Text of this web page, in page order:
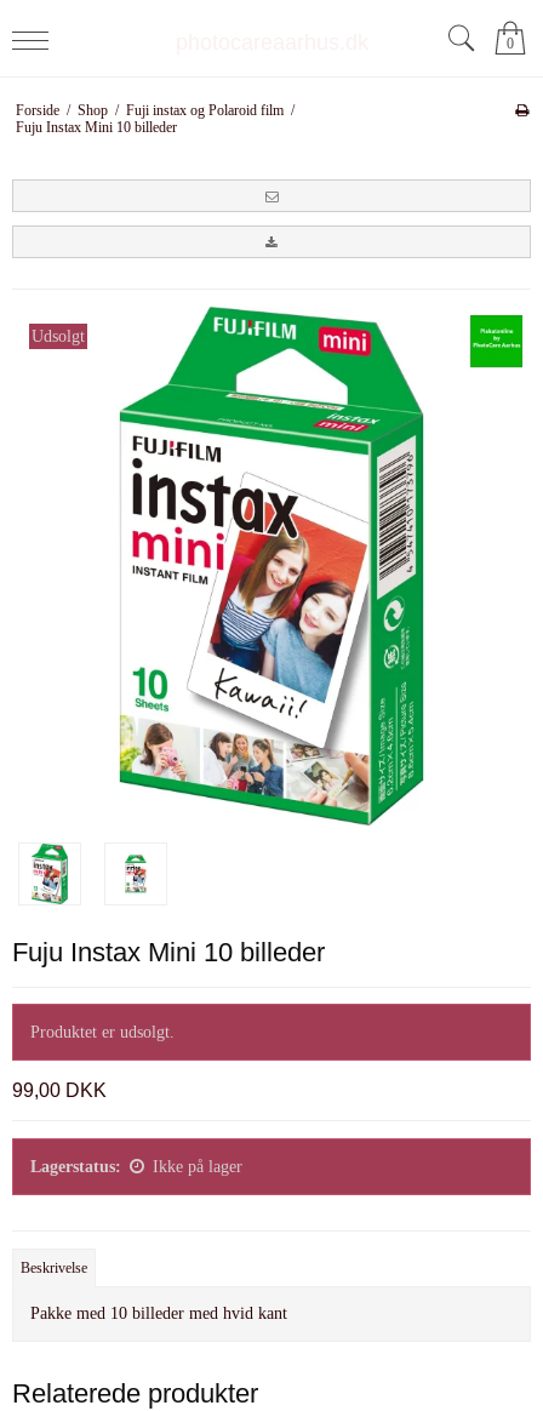
0
Forside / Shop / Fuji instax og Polaroid film /
Fuju Instax Mini 10 billeder
Udsolgt
Fuju Instax Mini 10 billeder
Produktet er udsolgt.
99,00 DKK
Lagerstatus: Ikke på lager
Beskrivelse
Pakke med 10 billeder med hvid kant
Relaterede produkter